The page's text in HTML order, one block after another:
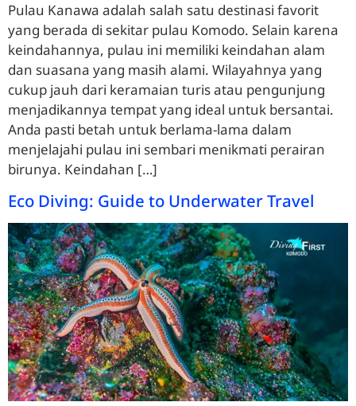
Pulau Kanawa adalah salah satu destinasi favorit
yang berada di sekitar pulau Komodo. Selain karena
keindahannya, pulau ini memiliki keindahan alam
dan suasana yang masih alami. Wilayahnya yang
cukup jauh dari keramaian turis atau pengunjung
menjadikannya tempat yang ideal untuk bersantai.
Anda pasti betah untuk berlama-lama dalam
menjelajahi pulau ini sembari menikmati perairan
birunya. Keindahan […]
Eco Diving: Guide to Underwater Travel